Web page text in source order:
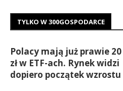
TYLKO W 300GOSPODARCE
Polacy mają już prawie
zł w ETF-ach. Rynek widzi
dopiero początek wzrostu